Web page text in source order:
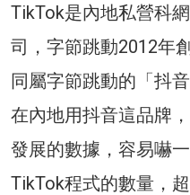
TikTok是內地私營科
司，字節跳動2012年
同屬字節跳動的「抖
在內地用抖音這品牌
發展的數據，容易嚇
TikTok程式的數量，